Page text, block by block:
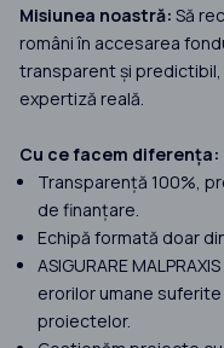
Misiunea noastră: Să
români în accesarea
transparent și
expertiză reală.
Cu ce facem diferența:
Transparență 100%,
de finanțare.
Echipă formată doar
ASIGURARE
erorilor umane
proiectelor.